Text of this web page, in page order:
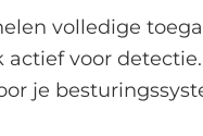
volledige
voor
je